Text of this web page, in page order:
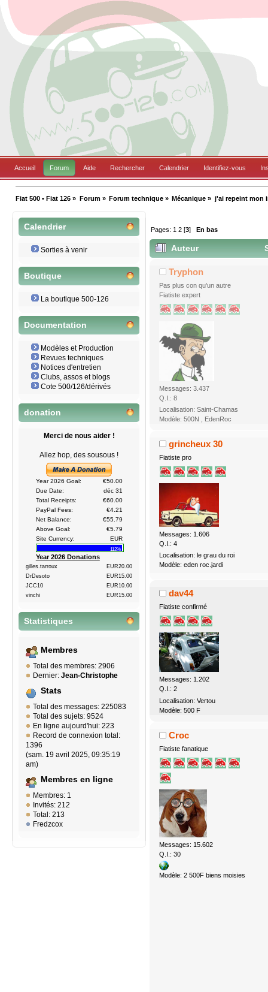
Accueil Forum Aide Rechercher Calendrier Identifiez-vous
Fiat 500 • Fiat 126 » Forum» Forum technique» Mécanique » j'ai repeint mon
Calendrier
Sorties à venir
Boutique
La boutique 500-126
Documentation
Modèles et Production
Revues techniques
Notices d'entretien
Clubs, assos et blogs
Cote 500/126/dérivés
donation
Merci de nous aider !
Allez hop, des sousous !
Year 2026 Goal:
€50.00
Due Date:
déc 31
Total Receipts:
€60.00
PayPal Fees:
€4.21
Net Balance:
€55.79
Above Goal:
€5.79
Site Currency:
EUR
112%
Year 2026 Donations
gilles.tarroux
EUR20.00
DrDesoto
EUR15.00
JCC10
EUR10.00
vinchi
EUR15.00
Statistiques
Membres
Total des membres: 2906
Dernier: Jean-Christophe
Stats
Total des messages: 225083
Total des sujets: 9524
En ligne aujourd'hui: 223
Record de connexion total:
1396
(sam. 19 avril 2025, 09:35:19
am)
Membres en ligne
Membres: 1
Invités: 212
Total: 213
Fredzcox
Pages: 1 2 [3] En bas
Auteur
Tryphon
Pas plus con qu'un autre
Fiatiste expert
Messages: 3.437
Q.I.: 8
Localisation: Saint-Chamas
Modèle: 500N , EdenRoc
grincheux 30
Fiatiste pro
Messages: 1.606
Q.I.: 4
Localisation: le grau du roi
Modèle: eden roc.jardi
dav44
Fiatiste confirmé
Messages: 1.202
Q.I.: 2
Localisation: Vertou
Modèle: 500 F
Croc
Fiatiste fanatique
Messages: 15.602
Q.I.: 30
Modèle: 2 500F biens moisies